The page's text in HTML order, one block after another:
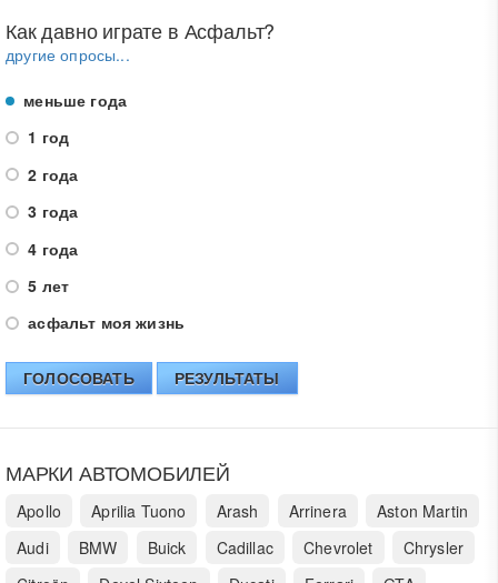
Как давно играте в Асфальт?
другие опросы...
меньше года
1 год
2 года
3 года
4 года
5 лет
асфальт моя жизнь
ГОЛОСОВАТЬ РЕЗУЛЬТАТЫ
МАРКИ АВТОМОБИЛЕЙ
Apollo Aprilia Tuono Arash Arrinera
Aston Martin
Audi
BMW Buick Cadillac Chevrolet
Chrysler